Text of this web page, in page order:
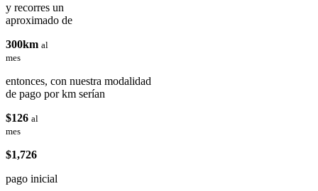
y recorres un
aproximado de
300km al
mes
entonces, con nuestra modalidad
de pago por km serían
$126 al
mes
$1,726
pago inicial